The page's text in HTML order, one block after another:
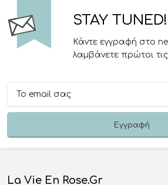
STAY TUNED!
Κάντε εγγραφή στο
λαμβάνετε πρώτοι
La Vie En Rose.gr